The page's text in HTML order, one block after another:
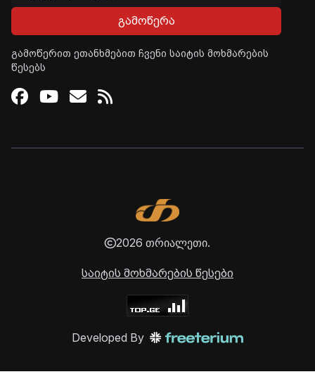
გამოწერა
გამოწერით ეთანხმებით ჩვენი საიტის მოხმარების
წესებს
Facebook
Youtube
Email
RSS
2026 თრიალეთი.
საიტის მოხმარების წესები
Developed By